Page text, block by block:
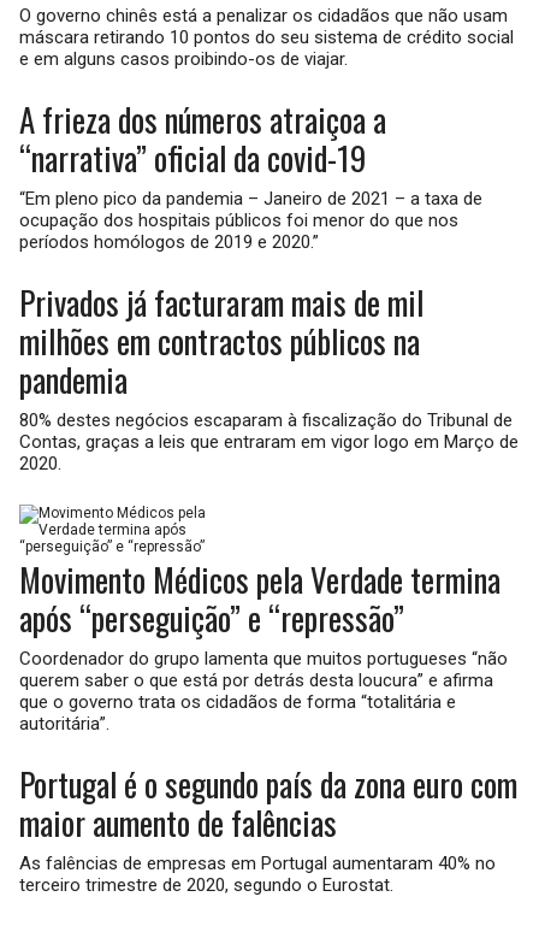
O governo chinês está a penalizar os cidadãos que não usam
máscara retirando 10 pontos do seu sistema de crédito social
e em alguns casos proibindo-os de viajar.
A frieza dos números atraiçoa a
“narrativa” oficial da covid-19
“Em pleno pico da pandemia – Janeiro de 2021 – a taxa de
ocupação dos hospitais públicos foi menor do que nos
períodos homólogos de 2019 e 2020.”
Privados já facturaram mais de mil
milhões em contractos públicos na
pandemia
80% destes negócios escaparam à fiscalização do Tribunal de
Contas, graças a leis que entraram em vigor logo em Março de
2020.
Movimento Médicos pela Verdade termina
após “perseguição” e “repressão”
Coordenador do grupo lamenta que muitos portugueses “não
querem saber o que está por detrás desta loucura” e afirma
que o governo trata os cidadãos de forma “totalitária e
autoritária”.
Portugal é o segundo país da zona euro com
maior aumento de falências
As falências de empresas em Portugal aumentaram 40% no
terceiro trimestre de 2020, segundo o Eurostat.